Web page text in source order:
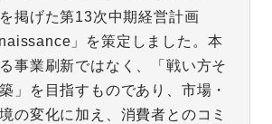
掲げた第13次中期経営計画
」を策定しました。本
事業刷新ではなく、「戦い方そ
」を目指すものであり、市場・
の変化に加え、消費者とのコミ